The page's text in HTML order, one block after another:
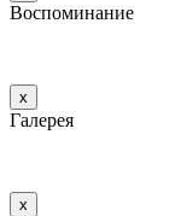
Воспоминание
х
Галерея
х